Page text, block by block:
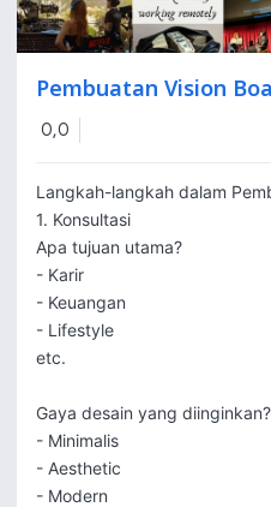
Pembuatan Vision
0,0
Langkah-langkah dalam
1. Konsultasi
Apa tujuan utama?
- Karir
- Keuangan
- Lifestyle
etc.
Gaya desain yang diinginkan?
- Minimalis
- Aesthetic
- Modern